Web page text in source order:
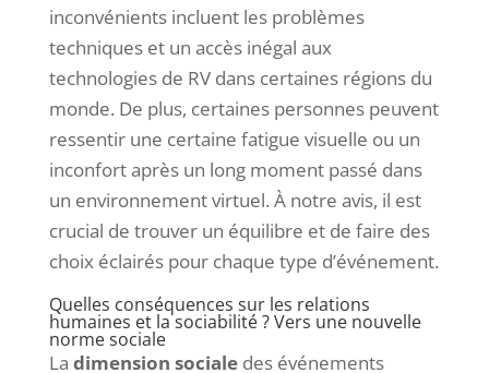
inconvénients incluent les problèmes
techniques et un accès inégal aux
technologies de RV dans certaines régions du
monde. De plus, certaines personnes peuvent
ressentir une certaine fatigue visuelle ou un
inconfort après un long moment passé dans
un environnement virtuel. À notre avis, il est
crucial de trouver un équilibre et de faire des
choix éclairés pour chaque type d’événement.
Quelles conséquences sur les relations
humaines et la sociabilité ? Vers une nouvelle
norme sociale
La dimension socialedes événements